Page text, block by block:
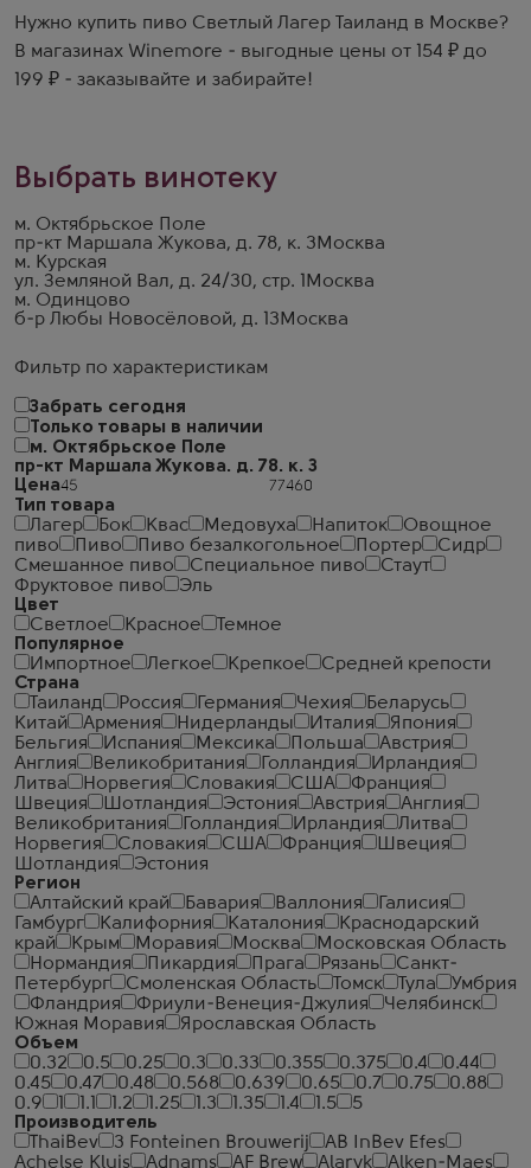
Фильтр по характеристикам
Забрать сегодня
Только товары в наличии
м. Октябрьское Поле
пр-кт Маршала Жукова. д. 78. к. 3
Цена
Тип товара
Лагер
Бок Квас Медовуха Напиток
Овощное
пиво
Пиво Пиво безалкогольное Портер
Сидр
Смешанное пиво
Специальное пиво
Стаут
Фруктовое пиво
Эль
Цвет
Светлое
Красное
Темное
Популярное
Импортное
Легкое Крепкое
Средней крепости
Страна
Таиланд
Россия Германия Чехия
Беларусь
Китай
Армения Нидерланды Италия
Япония
Бельгия
Испания Мексика Польша
Австрия
Англия
Великобритания Голландия
Ирландия
Литва
Норвегия Словакия США
Франция
Швеция
Шотландия Эстония Австрия
Англия
Великобритания
Голландия Ирландия
Литва
Норвегия
Словакия США Франция
Швеция
Шотландия
Эстония
Регион
Алтайский край
Бавария Валлония
Галисия
Гамбург
Калифорния Каталония
Краснодарский
край
Крым Моравия Москва
Московская Область
Нормандия
Пикардия Прага Рязань
Санкт-
Петербург
Смоленская Область Томск Тула
Умбрия
Фландрия
Фриули-Венеция-Джулия
Челябинск
Южная Моравия
Ярославская Область
Объем
0.32
0.5 0.25 0.3 0.33 0.355 0.375 0.4
0.44
0.45
0.47 0.48 0.568 0.639 0.65 0.7 0.75
0.88
0.9
1.1 1.2 1.25 1.3 1.35 1.4 1.5
5
Производитель
ThaiBev
3 Fonteinen Brouwerij
AB InBev Efes
Achelse Kluis
Adnams AF Brew Alaryk Alken-Maes
Нужно купить пиво Светлый Лагер Таиланд в Москве?
В магазинах Winemore - выгодные цены от 154 ₽ до
199 ₽ - заказывайте и забирайте!
Выбрать винотеку
м. Октябрьское Поле
пр-кт Маршала Жукова, д. 78, к. 3 Москва
м. Курская
ул. Земляной Вал, д. 24/30, стр. 1
Москва
м. Одинцово
б-р Любы Новосёловой, д. 13 Москва